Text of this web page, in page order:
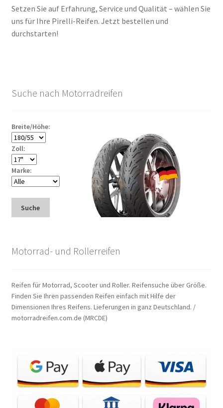
Setzen Sie auf Erfahrung, Service und Qualität – wählen Sie
uns für Ihre Pirelli-Reifen. Jetzt bestellen und
durchstarten!
Suche nach Motorradreifen
Breite/Höhe:
Zoll:
Marke:
Suche
Motorrad- und Rollerreifen
Reifen für Motorrad, Scooter und Roller. Reifensuche über Größe.
Finden Sie Ihren passenden Reifen einfach mit Hilfe der
Dimensionen Ihres Reifens. Lieferungen in ganz Deutschland. /
motorradreifen.com.de (MRCDE)